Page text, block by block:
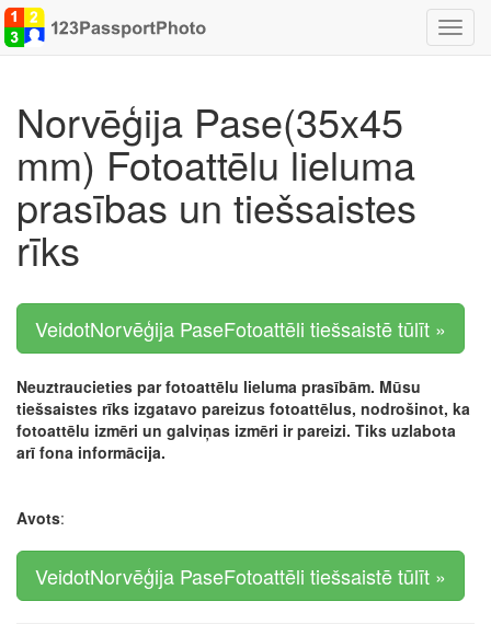
Norvēģija Pase(35x45
mm) Fotoattēlu lieluma
prasības un tiešsaistes
rīks
VeidotNorvēģija PaseFotoattēli tiešsaistē tūlīt »
Neuztraucieties par fotoattēlu lieluma prasībām. Mūsu
tiešsaistes rīks izgatavo pareizus fotoattēlus, nodrošinot, ka
fotoattēlu izmēri un galviņas izmēri ir pareizi. Tiks uzlabota
arī fona informācija.
Avots:
VeidotNorvēģija PaseFotoattēli tiešsaistē tūlīt »